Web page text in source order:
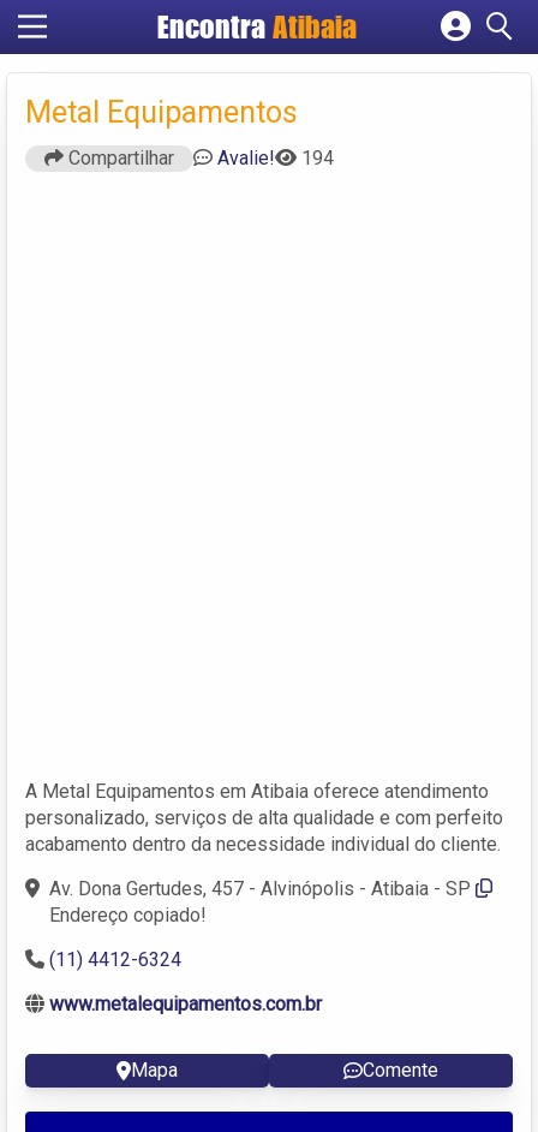
Encontra Atibaia
Cadastrar empresa
Criar conta
Metal Equipamentos
Compartilhar Avalie! 194
A Metal Equipamentos em Atibaia oferece atendimento
personalizado, serviços de alta qualidade e com perfeito
acabamento dentro da necessidade individual do cliente.
Av. Dona Gertudes, 457 - Alvinópolis - Atibaia - SP
Endereço copiado!
(11) 4412-6324
www.metalequipamentos.com.br
Mapa Comente